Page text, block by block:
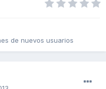
de nuevos usuarios